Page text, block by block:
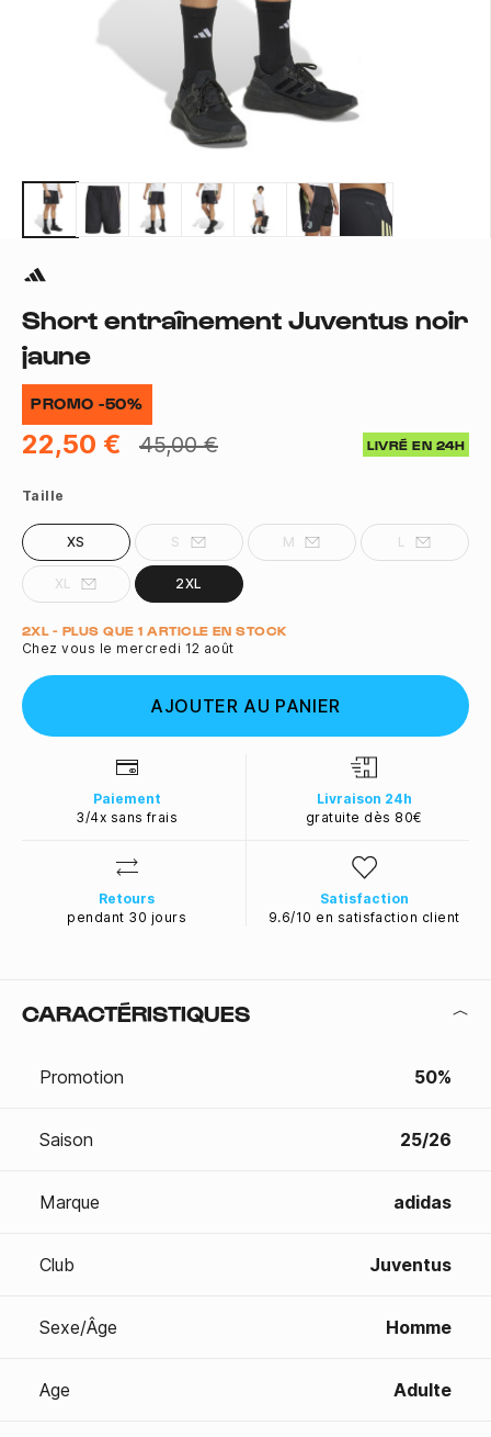
Short entraînement Juventus noir
jaune
PROMO -50%
22,50 € 45,00 € LIVRÉ EN 24H
Taille
XS S M L
XL 2XL
Quantité
2XL - PLUS QUE 1 ARTICLE EN STOCK
Chez vous le mercredi 12 août
AJOUTER AU PANIER
Paiement
3/4x sans frais
Livraison 24h
gratuite dès 80€
Retours
pendant 30 jours
Satisfaction
9.6/10 en satisfaction client
CARACTÉRISTIQUES
Promotion 50%
Saison 25/26
Marque adidas
Club Juventus
Sexe/Âge Homme
Age Adulte